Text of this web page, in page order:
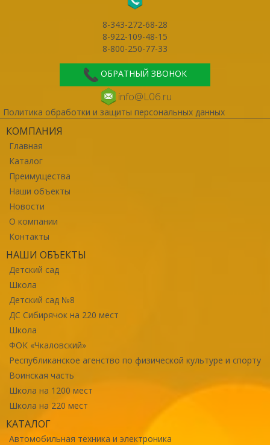
8-343-272-68-28
8-922-109-48-15
8-800-250-77-33
ОБРАТНЫЙ ЗВОНОК
info@L06.ru
Политика обработки и защиты персональных данных
КОМПАНИЯ
Главная
Каталог
Преимущества
Наши объекты
Новости
О компании
Контакты
НАШИ ОБЪЕКТЫ
Детский сад
Школа
Детский сад №8
ДС Сибирячок на 220 мест
Школа
ФОК «Чкаловский»
Республиканское агенство по физической культуре и спорту
Воинская часть
Школа на 1200 мест
Школа на 220 мест
КАТАЛОГ
Автомобильная техника и электроника